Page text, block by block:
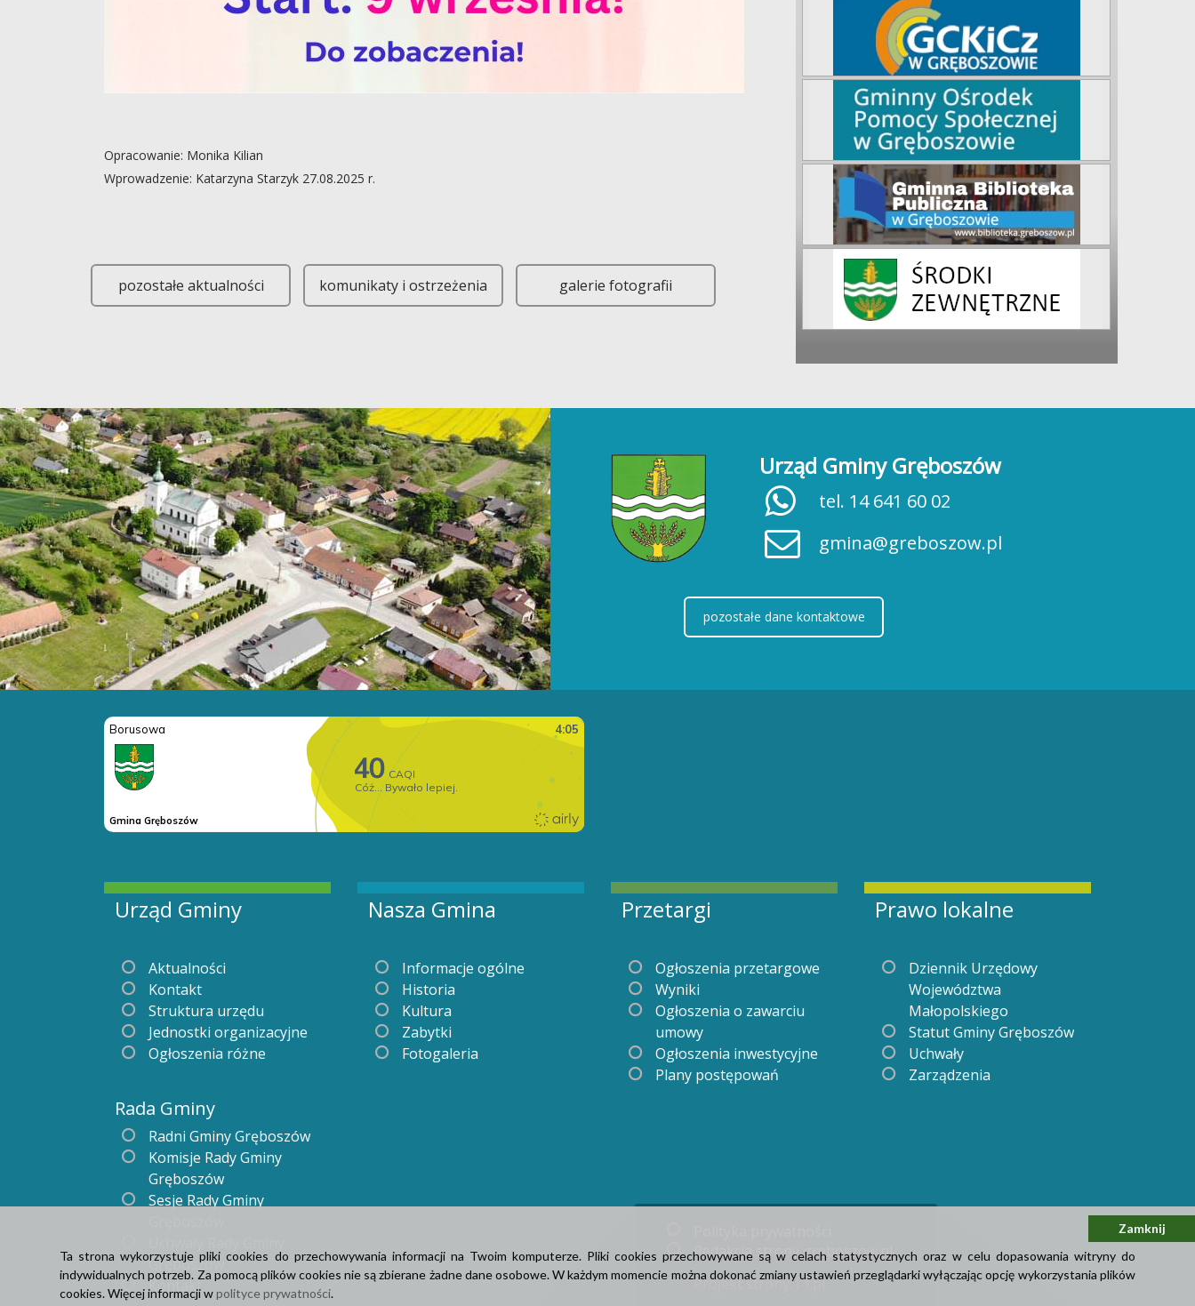
Opracowanie: Monika Kilian
Wprowadzenie: Katarzyna Starzyk 27.08.2025 r.
Gminne Centrum Kultury i Czytelnictwa w Gręboszowie zaprasza na popołudniowe zajęcia dla dorosłych! Szukasz sposobu na połączenie ruchu z dobrą zabawą? Gminne Centrum
pozostałe aktualności komunikaty i ostrzeżenia galerie fotografii
Urząd Gminy Gręboszów
tel. 14 641 60 02
gmina@greboszow.pl
pozostałe dane kontaktowe
Urząd Gminy
Aktualności
Kontakt
Struktura urzędu
Jednostki organizacyjne
Ogłoszenia różne
Rada Gminy
Radni Gminy Gręboszów
Komisje Rady Gminy
Gręboszów
Sesje Rady Gminy
Gręboszów
Kontakt
Nasza Gmina
Informacje ogólne
Historia
Kultura
Zabytki
Fotogaleria
Przetargi
Ogłoszenia przetargowe
Wyniki
Ogłoszenia o zawarciu
umowy
Ogłoszenia inwestycyjne
Plany postępowań
Prawo lokalne
Dziennik Urzędowy
Województwa
Małopolskiego
Statut Gminy Gręboszów
Uchwały
Zarządzenia
Redakcja strony greboszow.pl
Projekt strony: i-t.pl
Ta strona wykorzystuje pliki cookies do przechowywania informacji na Twoim komputerze. Pliki cookies przechowywane są w celach statystycznych oraz w celu dopasowania witryny do
indywidualnych potrzeb. Za pomocą plików cookies nie są zbierane żadne dane osobowe. W każdym momencie można dokonać zmiany ustawień przeglądarki wyłączając opcję wykorzystania plików
cookies. Więcej informacji wpolityce prywatności.
Zamknij